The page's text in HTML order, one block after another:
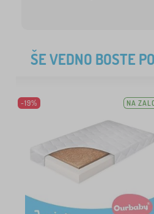
ŠE VEDNO BOSTE
-19% NA